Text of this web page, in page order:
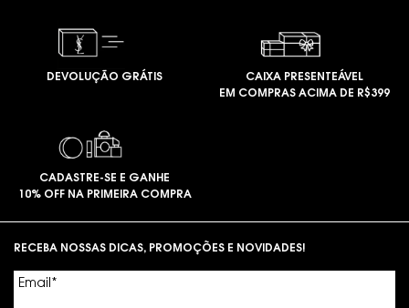
DEVOLUÇÃO GRÁTIS
CAIXA PRESENTEÁVEL
EM COMPRAS ACIMA DE R$399
CADASTRE-SE E GANHE
10% OFF NA PRIMEIRA COMPRA
RECEBA NOSSAS DICAS, PROMOÇÕES E NOVIDADES!
Email *